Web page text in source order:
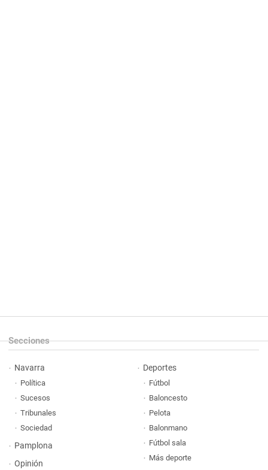
Secciones
Navarra
Política
Sucesos
Tribunales
Sociedad
Pamplona
Opinión
Deportes
Fútbol
Baloncesto
Pelota
Balonmano
Fútbol sala
Más deporte